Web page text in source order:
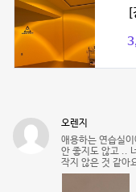
오렌지
애용하는 연습실
안 좋지도 않고 ..
작지 않은 것 같아